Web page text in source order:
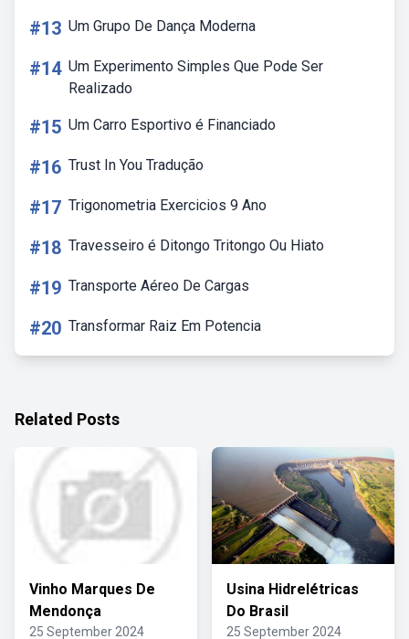
#13 Um Grupo De Dança Moderna
#14 Um Experimento Simples Que Pode Ser
Realizado
#15 Um Carro Esportivo é Financiado
#16 Trust In You Tradução
#17 Trigonometria Exercicios 9 Ano
#18 Travesseiro é Ditongo Tritongo Ou Hiato
#19 Transporte Aéreo De Cargas
#20 Transformar Raiz Em Potencia
Related Posts
Vinho Marques De
Mendonça
25 September 2024
Usina Hidrelétricas
Do Brasil
25 September 2024